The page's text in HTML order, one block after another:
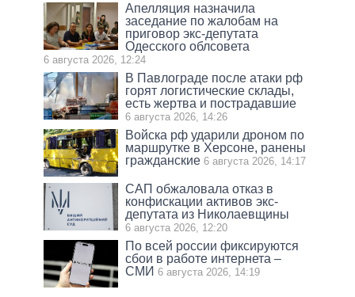
Апелляция назначила
заседание по жалобам на
приговор экс-депутата
Одесского облсовета
6 августа 2026, 12:24
В Павлограде после атаки рф
горят логистические склады,
есть жертва и пострадавшие
6 августа 2026, 14:26
Войска рф ударили дроном по
маршрутке в Херсоне, ранены
гражданские 6 августа 2026, 14:17
САП обжаловала отказ в
конфискации активов экс-
депутата из Николаевщины
6 августа 2026, 12:20
По всей россии фиксируются
сбои в работе интернета –
СМИ 6 августа 2026, 14:19